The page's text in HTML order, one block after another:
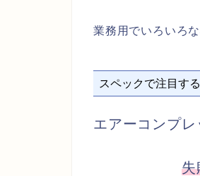
業務用でいろいろ
スペックで注目す
エアーコンプ
失